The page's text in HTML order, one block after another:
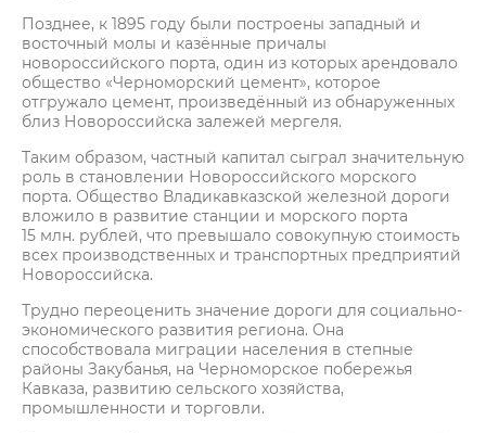
Позднее, к 1895 году были построены западный и
восточный молы и казённые причалы
новороссийского порта, один из которых арендовало
общество «Черноморский цемент», которое
отгружало цемент, произведённый из обнаруженных
близ Новороссийска залежей мергеля.
Таким образом, частный капитал сыграл значительную
роль в становлении Новороссийского морского
порта. Общество Владикавказской железной дороги
вложило в развитие станции и морского порта
15 млн. рублей, что превышало совокупную стоимость
всех производственных и транспортных предприятий
Новороссийска.
Трудно переоценить значение дороги для социально-
экономического развития региона. Она
способствовала миграции населения в степные
районы Закубанья, на Черноморское побережья
Кавказа, развитию сельского хозяйства,
промышленности и торговли.